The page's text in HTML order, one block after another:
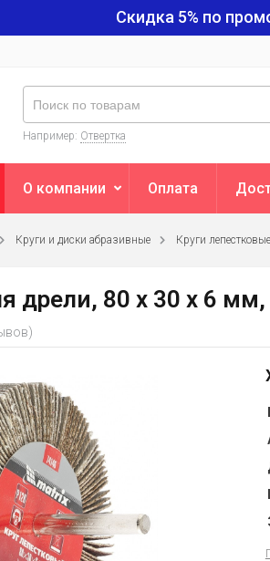
Скидка 5% по
Например: Отвертка
О компании Оплата
Круги и диски абразивные Круги
дрели, 80 х 30 х 6